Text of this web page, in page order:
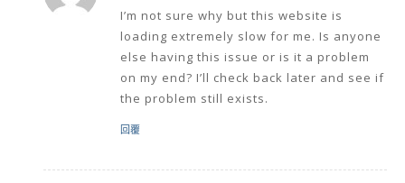
I’m not sure why but this website is
loading extremely slow for me. Is anyone
else having this issue or is it a problem
on my end? I’ll check back later and see if
the problem still exists.
回覆